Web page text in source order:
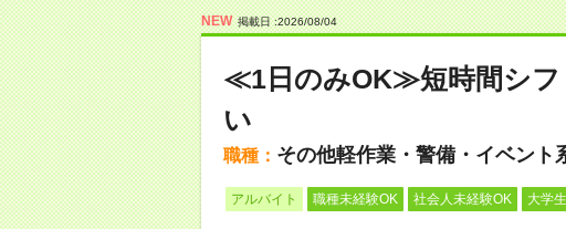
NEW 掲載日 :2026/08/04
≪1日のみOK≫短時間シフ
い
職種： その他軽作業・警備・イベント
アルバイト 職種未経験OK 社会人未経験OK 大学